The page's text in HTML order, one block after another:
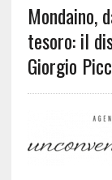
Mondaino,
tesoro: il
Giorgio